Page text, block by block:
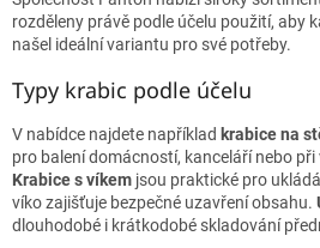
rozděleny právě podle účelu použití, aby
našel ideální variantu pro své potřeby.
Typy krabic podle účelu
V nabídce najdete například krabice na
pro balení domácností, kanceláří nebo
Krabice s víkem jsou praktické pro
víko zajišťuje bezpečné uzavření obsahu.
dlouhodobé i krátkodobé skladování